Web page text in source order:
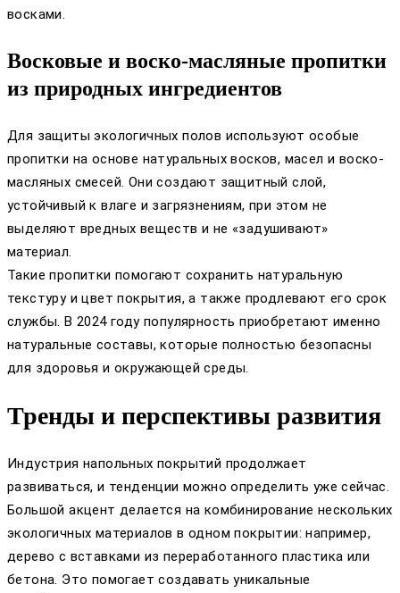
восками.
Восковые и воско-масляные пропитки
из природных ингредиентов
Для защиты экологичных полов используют особые
пропитки на основе натуральных восков, масел и воско-
масляных смесей. Они создают защитный слой,
устойчивый к влаге и загрязнениям, при этом не
выделяют вредных веществ и не «задушивают»
материал.
Такие пропитки помогают сохранить натуральную
текстуру и цвет покрытия, а также продлевают его срок
службы. В 2024 году популярность приобретают именно
натуральные составы, которые полностью безопасны
для здоровья и окружающей среды.
Тренды и перспективы развития
Индустрия напольных покрытий продолжает
развиваться, и тенденции можно определить уже сейчас.
Большой акцент делается на комбинирование нескольких
экологичных материалов в одном покрытии: например,
дерево с вставками из переработанного пластика или
бетона. Это помогает создавать уникальные